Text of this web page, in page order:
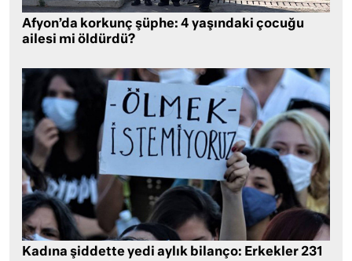
Afyon’da korkunç şüphe: 4 yaşındaki çocuğu
ailesi mi öldürdü?
Kadına şiddette yedi aylık bilanço: Erkekler 231